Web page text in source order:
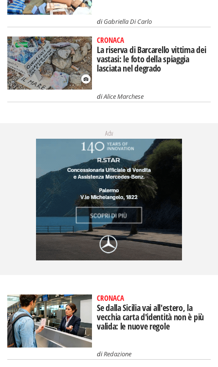
diGabriella Di Carlo
CRONACA
La riserva di Barcarello vittima dei
vastasi: le foto della spiaggia
lasciata nel degrado
diAlice Marchese
Adv
CRONACA
Se dalla Sicilia vai all'estero, la
vecchia carta d'identità non è più
valida: le nuove regole
diRedazione